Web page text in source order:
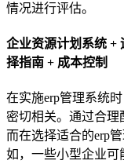
情况进行评估。
企业资源计划系统 +
择指南 + 成本控制
在实施erp管理系统
密切相关。通过合理
而在选择适合的erp
如，一些小型企业可